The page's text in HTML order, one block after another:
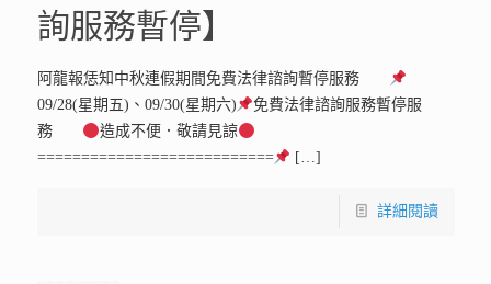
詢服務暫停】
阿龍報恁知中秋連假期間免費法律諮詢暫停服務
09/28(星期五)、09/30(星期六)
免費法律諮詢服務暫停服
務
造成不便．敬請見諒
===========================
[…]
詳細閱讀